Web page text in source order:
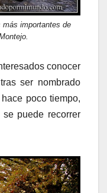
más importantes de
conocer
ser nombrado
hace poco tiempo,
puede recorrer